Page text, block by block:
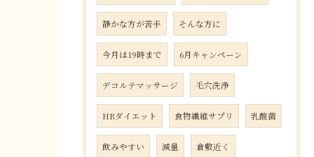
静かな方が苦手 そんな方に
今月は19時まで 6月キャンペーン
デコルテマッサージ 毛穴洗浄
HRダイエット 食物繊維サプリ 乳酸菌
飲みやすい 減量 倉敷近く